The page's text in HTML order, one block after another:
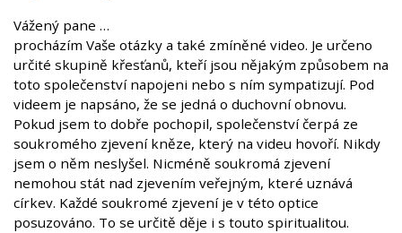
Vážený pane …
procházím Vaše otázky a také zmíněné video. Je určeno
určité skupině křesťanů, kteří jsou nějakým způsobem na
toto společenství napojeni nebo s ním sympatizují. Pod
videem je napsáno, že se jedná o duchovní obnovu.
Pokud jsem to dobře pochopil, společenství čerpá ze
soukromého zjevení kněze, který na videu hovoří. Nikdy
jsem o něm neslyšel. Nicméně soukromá zjevení
nemohou stát nad zjevením veřejným, které uznává
církev. Každé soukromé zjevení je v této optice
posuzováno. To se určitě děje i s touto spiritualitou.